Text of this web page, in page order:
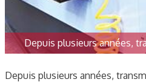
Depuis plusieurs années,
Depuis plusieurs années,